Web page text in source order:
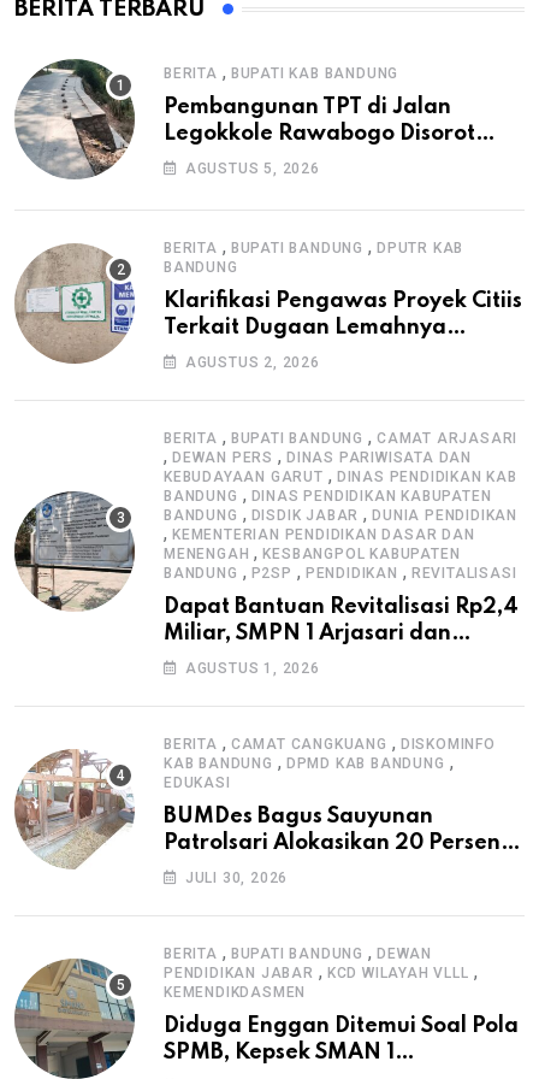
BERITA TERBARU
BERITA , BUPATI KAB BANDUNG
Pembangunan TPT di Jalan
Legokkole Rawabogo Disorot
Warga, Selesai Tanpa Papan
AGUSTUS 5, 2026
BERITA , BUPATI BANDUNG ,DPUTR KAB
BANDUNG
Klarifikasi Pengawas Proyek Citiis
Terkait Dugaan Lemahnya
Pengawasan K3
AGUSTUS 2, 2026
BERITA , BUPATI BANDUNG ,CAMAT ARJASARI
, DEWAN PERS , DINAS PARIWISATA DAN
KEBUDAYAAN GARUT , DINAS PENDIDIKAN KAB
BANDUNG , DINAS PENDIDIKAN KABUPATEN
BANDUNG , DISDIK JABAR ,DUNIA PENDIDIKAN
, KEMENTERIAN PENDIDIKAN DASAR DAN
MENENGAH ,KESBANGPOL KABUPATEN
BANDUNG , P2SP , PENDIDIKAN , REVITALISASI
Dapat Bantuan Revitalisasi Rp2,4
Miliar, SMPN 1 Arjasari dan
Masyarakat Sambut Antusias
AGUSTUS 1, 2026
BERITA , CAMAT CANGKUANG , DISKOMINFO
KAB BANDUNG , DPMD KAB BANDUNG ,
EDUKASI
BUMDes Bagus Sauyunan
Patrolsari Alokasikan 20 Persen
Dana Desa untuk Ketahanan
JULI 30, 2026
BERITA , BUPATI BANDUNG ,DEWAN
PENDIDIKAN JABAR , KCD WILAYAH VLLL ,
KEMENDIKDASMEN
Diduga Enggan Ditemui Soal Pola
SPMB, Kepsek SMAN 1